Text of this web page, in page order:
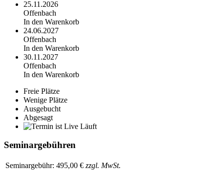
25.11.2026
Offenbach
In den Warenkorb
24.06.2027
Offenbach
In den Warenkorb
30.11.2027
Offenbach
In den Warenkorb
Freie Plätze
Wenige Plätze
Ausgebucht
Abgesagt
Läuft
Seminargebühren
Seminargebühr: 495,00 € zzgl. MwSt.